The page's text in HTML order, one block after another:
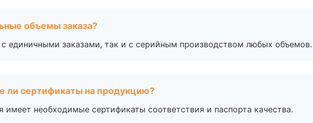
объемы заказа?
единичными заказами, так и с серийным производством любых объемов.
ли сертификаты на продукцию?
имеет необходимые сертификаты соответствия и паспорта качества.